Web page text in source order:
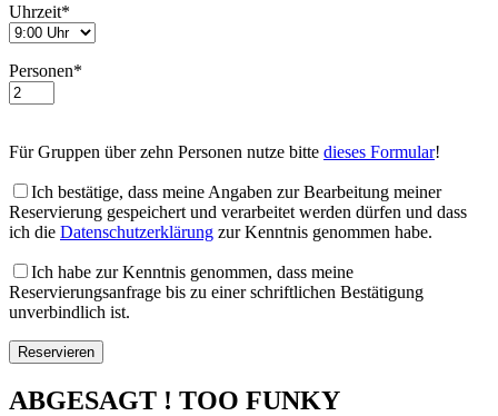
Uhrzeit*
Personen*
Für Gruppen über zehn Personen nutze bitte dieses Formular!
Ich bestätige, dass meine Angaben zur Bearbeitung meiner
Reservierung gespeichert und verarbeitet werden dürfen und dass
ich die Datenschutzerklärung zur Kenntnis genommen habe.
Ich habe zur Kenntnis genommen, dass meine
Reservierungsanfrage bis zu einer schriftlichen Bestätigung
unverbindlich ist.
ABGESAGT ! TOO FUNKY